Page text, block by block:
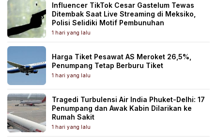
Influencer TikTok Cesar Gastelum Tewas
Ditembak Saat Live Streaming di Meksiko,
Polisi Selidiki Motif Pembunuhan
1 hari yang lalu
Harga Tiket Pesawat AS Meroket 26,5%,
Penumpang Tetap Berburu Tiket
1 hari yang lalu
Tragedi Turbulensi Air India Phuket-Delhi: 17
Penumpang dan Awak Kabin Dilarikan ke
Rumah Sakit
1 hari yang lalu